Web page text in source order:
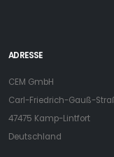
ADRESSE
CEM GmbH
Carl-Friedrich-Gauß-
47475 Kamp-Lintfort
Deutschland